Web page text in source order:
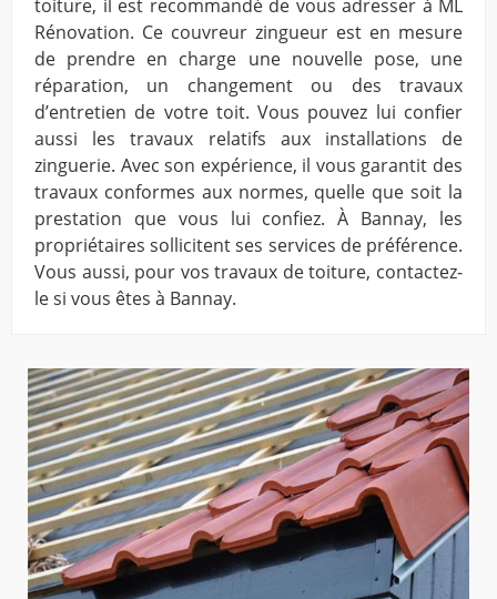
toiture, il est recommandé de vous adresser à ML
Rénovation. Ce couvreur zingueur est en mesure
de prendre en charge une nouvelle pose, une
réparation, un changement ou des travaux
d’entretien de votre toit. Vous pouvez lui confier
aussi les travaux relatifs aux installations de
zinguerie. Avec son expérience, il vous garantit des
travaux conformes aux normes, quelle que soit la
prestation que vous lui confiez. À Bannay, les
propriétaires sollicitent ses services de préférence.
Vous aussi, pour vos travaux de toiture, contactez-
le si vous êtes à Bannay.